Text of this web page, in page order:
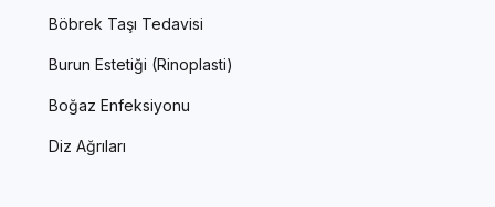
Böbrek Taşı Tedavisi
Burun Estetiği (Rinoplasti)
Boğaz Enfeksiyonu
Diz Ağrıları